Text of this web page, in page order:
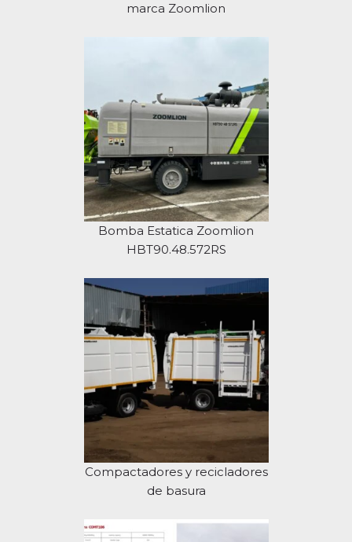
marca Zoomlion
Bomba Estatica Zoomlion
HBT90.48.572RS
Compactadores y recicladores
de basura